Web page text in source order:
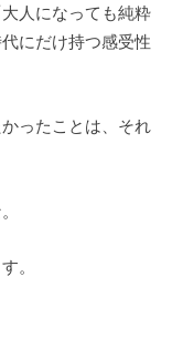
人になっても純粋
にだけ持つ感受性
ったことは、それ
。